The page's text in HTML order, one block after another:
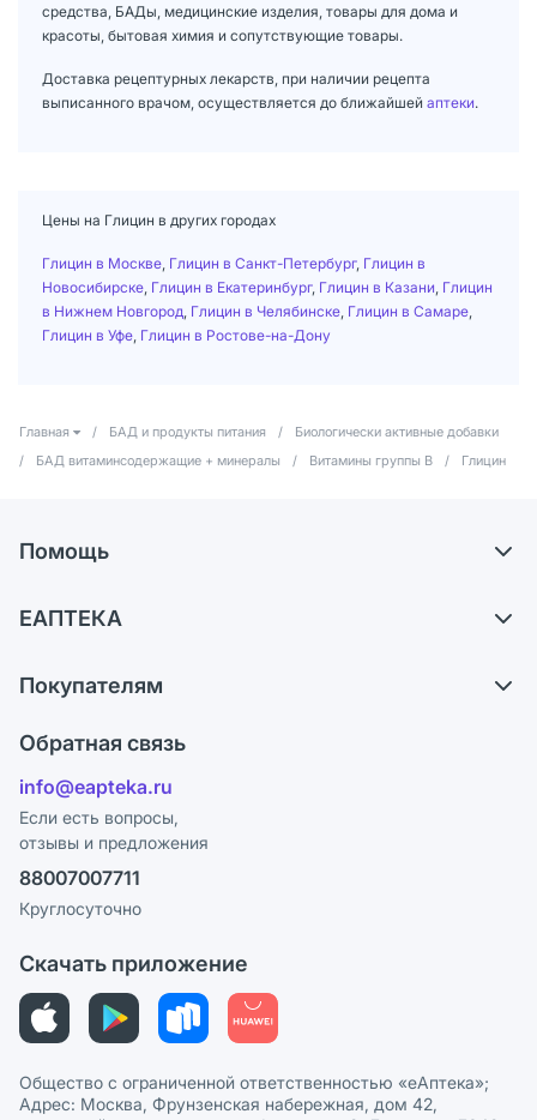
средства, БАДы, медицинские изделия, товары для дома и
красоты, бытовая химия и сопутствующие товары.
Доставка рецептурных лекарств, при наличии рецепта
выписанного врачом, осуществляется до ближайшей аптеки.
Цены на Глицин в других городах
Глицин в Москве Глицин в Санкт-Петербург, Глицин в
Новосибирске Глицин в Екатеринбург, Глицин в Казани Глицин
в Нижнем Новгород Глицин в Челябинске Глицин в Самаре
Глицин в Уфе Глицин в Ростове-на-Дону
Главная / БАД и продукты питания /
Биологически активные добавки
/
БАД витаминсодержащие + минералы / Витамины группы В / Глицин
Помощь
Самовывоз из аптек
Ответы на вопросы
Блог
ЕАПТЕКА
Карьера
Поставщики
Лицензия
Реклама на сайте
Ваши товары на ЕАПТЕКЕ
Покупателям
Программа СберСпасибо
Политика конфиденциальности
Пользовательское соглашение
Политика рекомендаций
Этика и соответствие
Политика в отношении обработки персональных данных
Обратная связь
info@eapteka.ru
Если есть вопросы,
отзывы и предложения
88007007711
Круглосуточно
Скачать приложение
Общество с ограниченной ответственностью «еАптека»;
Адрес: Москва, Фрунзенская набережная, дом 42,